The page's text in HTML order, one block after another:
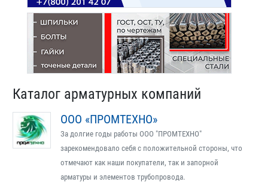
Каталог арматурных компаний
ООО «ПРОМТЕХНО»
За долгие годы работы ООО "ПРОМТЕХНО"
зарекомендовало себя с положительной стороны, что
отмечают как наши покупатели, так и запорной
арматуры и элементов трубопровода.